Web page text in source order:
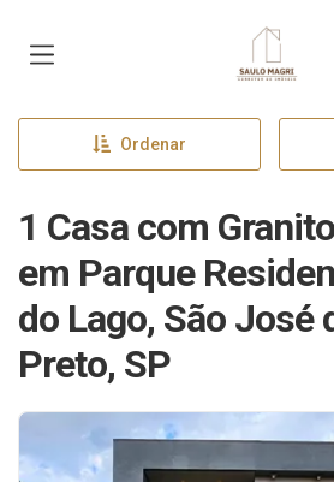
Página
Ordenar
1 Casa com
em Parque
do Lago, São José
Preto, SP